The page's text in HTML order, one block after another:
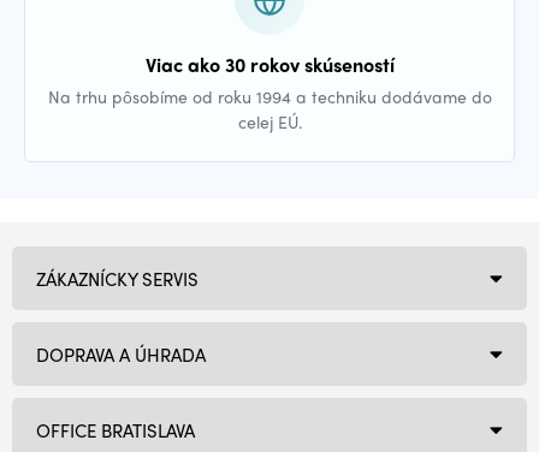
Viac ako 30 rokov skúseností
Na trhu pôsobíme od roku 1994 a techniku dodávame do
celej EÚ.
OFFICE BRATISLAVA
ZÁKAZNÍCKY SERVIS
DOPRAVA A ÚHRADA